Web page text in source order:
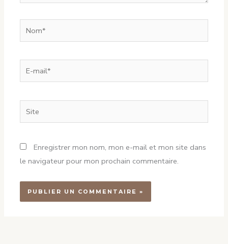
Nom*
E-
mail*
Enregistrer mon nom, mon e-mail et mon site dans
le navigateur pour mon prochain commentaire.